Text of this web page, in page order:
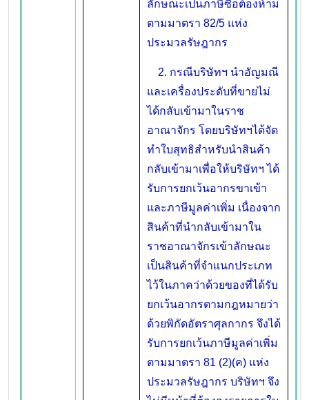
ลักษณะเป็นภาษีซื้อต้องห้าม
ตามมาตรา 82/5 แห่ง
ประมวลรัษฎากร
2. กรณีบริษัทฯ นำอัญมณี
และเครื่องประดับที่ขายไม่
ได้กลับเข้ามาในราช
อาณาจักร โดยบริษัทฯได้จัด
ทำใบสุทธิสำหรับนำสินค้า
กลับเข้ามาเพื่อให้บริษัทฯ ได้
รับการยกเว้นอากรขาเข้า
และภาษีมูลค่าเพิ่ม เนื่องจาก
สินค้าที่นำกลับเข้ามาใน
ราชอาณาจักรเข้าลักษณะ
เป็นสินค้าที่จำแนกประเภท
ไว้ในภาคว่าด้วยของที่ได้รับ
ยกเว้นอากรตามกฎหมายว่า
ด้วยพิกัดอัตราศุลกากร จึงได้
รับการยกเว้นภาษีมูลค่าเพิ่ม
ตามมาตรา 81 (2)(ค) แห่ง
ประมวลรัษฎากร บริษัทฯ จึง